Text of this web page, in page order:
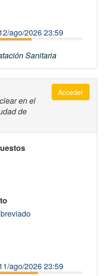
ago/2026 23:59
Sanitaria
en el
de
Acceder
ago/2026 23:59